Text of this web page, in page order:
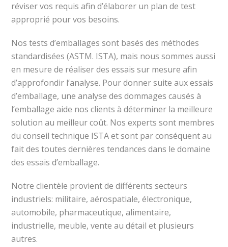
réviser vos requis afin d’élaborer un plan de test
approprié pour vos besoins.
Nos tests d’emballages sont basés des méthodes
standardisées (ASTM. ISTA), mais nous sommes aussi
en mesure de réaliser des essais sur mesure afin
d’approfondir l’analyse. Pour donner suite aux essais
d’emballage, une analyse des dommages causés à
l’emballage aide nos clients à déterminer la meilleure
solution au meilleur coût. Nos experts sont membres
du conseil technique ISTA et sont par conséquent au
fait des toutes dernières tendances dans le domaine
des essais d’emballage.
Notre clientèle provient de différents secteurs
industriels: militaire, aérospatiale, électronique,
automobile, pharmaceutique, alimentaire,
industrielle, meuble, vente au détail et plusieurs
autres.